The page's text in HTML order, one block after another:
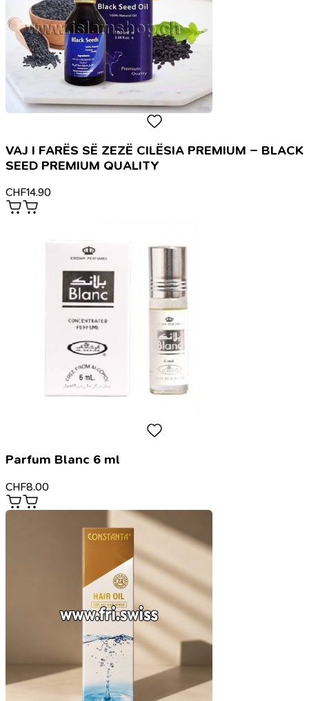
VAJ I FARËS SË ZEZË CILËSIA PREMIUM – BLACK
SEED PREMIUM QUALITY
CHF14.90
Parfum Blanc 6 ml
CHF8.00